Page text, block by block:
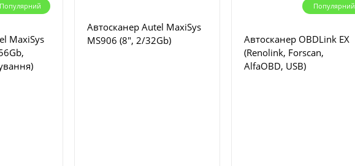
Популярний
MaxiSys
Автосканер Autel MaxiSys
MS906 (8", 2/32Gb)
Популярний
Автосканер OBDLink EX
(Renolink, Forscan,
AlfaOBD, USB)